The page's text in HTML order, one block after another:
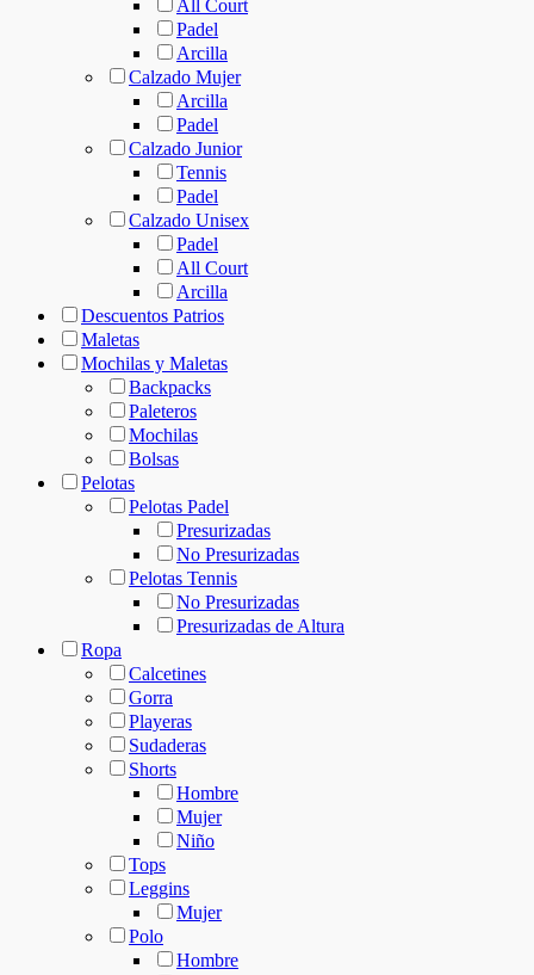
All Court
Padel
Arcilla
Calzado Mujer
Arcilla
Padel
Calzado Junior
Tennis
Padel
Calzado Unisex
Padel
All Court
Arcilla
Descuentos Patrios
Maletas
Mochilas y Maletas
Backpacks
Paleteros
Mochilas
Bolsas
Pelotas
Pelotas Padel
Presurizadas
No Presurizadas
Pelotas Tennis
No Presurizadas
Presurizadas de Altura
Ropa
Calcetines
Gorra
Playeras
Sudaderas
Shorts
Hombre
Mujer
Niño
Tops
Leggins
Mujer
Polo
Hombre